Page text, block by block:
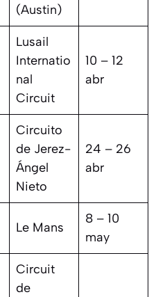
(Austin)
Lusail
Internatio
nal
Circuit
10 – 12
abr
Circuito
de Jerez-
Ángel
Nieto
24 – 26
abr
Le Mans
8 – 10
may
Circuit
de